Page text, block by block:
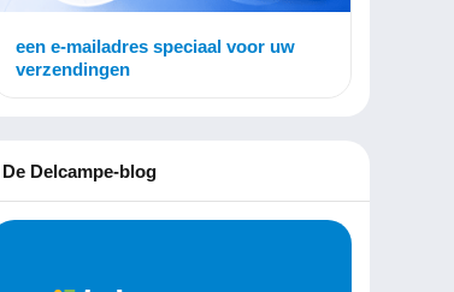
een e-mailadres speciaal voor uw
verzendingen
De Delcampe-blog